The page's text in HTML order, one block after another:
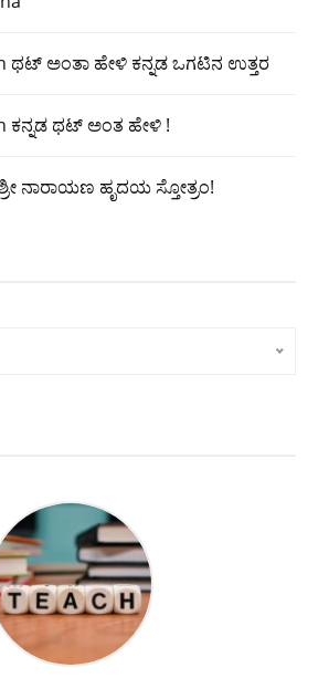
ಥಟ್ ಅಂತಾ ಹೇಳಿ ಕನ್ನಡ ಒಗಟಿನ ಉತ್ತರ
ಕನ್ನಡ ಥಟ್ ಅಂತ ಹೇಳಿ !
ನಾರಾಯಣ ಹೃದಯ ಸ್ತೋತ್ರಂ!